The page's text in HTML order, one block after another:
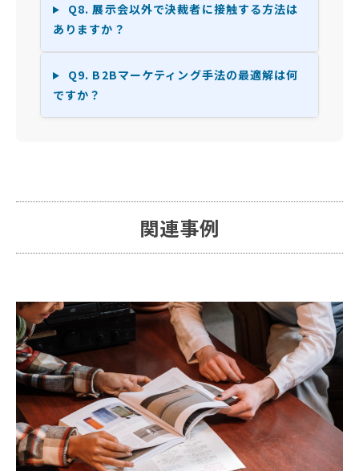
Q8. 展示会以外で決裁者に接触する方法は
ありますか？
Q9. B2Bマーケティング手法の最適解は何
ですか？
関連事例